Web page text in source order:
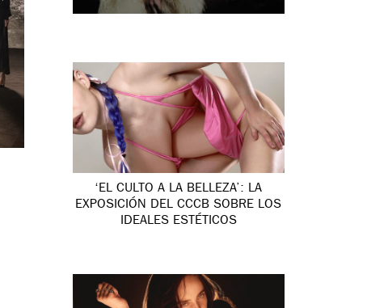
‘EL CULTO A LA BELLEZA’: LA
EXPOSICIÓN DEL CCCB SOBRE LOS
IDEALES ESTÉTICOS